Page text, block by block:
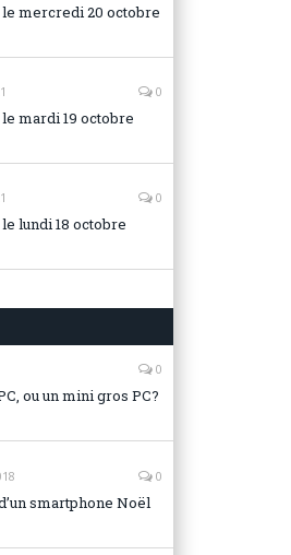
mercredi 20 octobre
0
mardi 19 octobre
0
lundi 18 octobre
0
ou un mini gros PC?
0
smartphone Noël